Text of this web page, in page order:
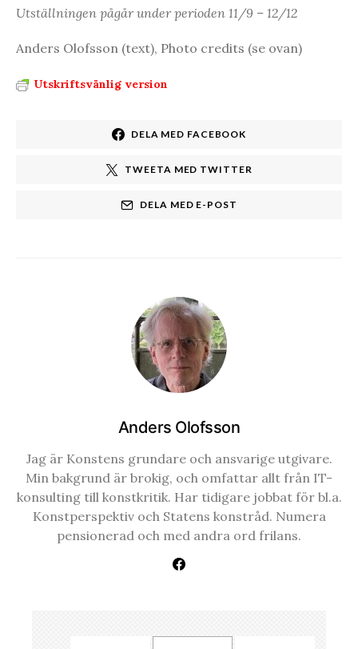
Utställningen pågår under perioden 11/9 – 12/12
Anders Olofsson (text), Photo credits (se ovan)
Utskriftsvänlig version
DELA MED FACEBOOK
TWEETA MED TWITTER
DELA MED E-POST
Anders Olofsson
Jag är Konstens grundare och ansvarige utgivare.
Min bakgrund är brokig, och omfattar allt från IT-
konsulting till konstkritik. Har tidigare jobbat för bl.a.
Konstperspektiv och Statens konstråd. Numera
pensionerad och med andra ord frilans.